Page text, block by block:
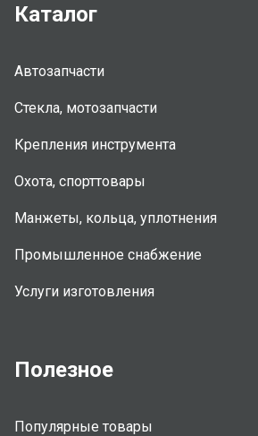
Каталог
Автозапчасти
Стекла, мотозапчасти
Крепления инструмента
Охота, спорттовары
Манжеты, кольца, уплотнения
Промышленное снабжение
Услуги изготовления
Полезное
Популярные товары